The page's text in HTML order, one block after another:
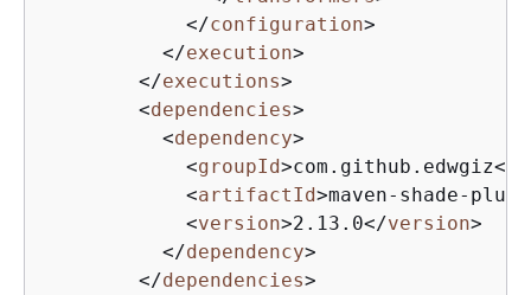
</configuration>
</execution>
</executions>
<dependencies>
<dependency>
<groupId>com.github.edwgiz</
<artifactId>maven-shade-
<version>2.13.0</version>
</dependency>
</dependencies>